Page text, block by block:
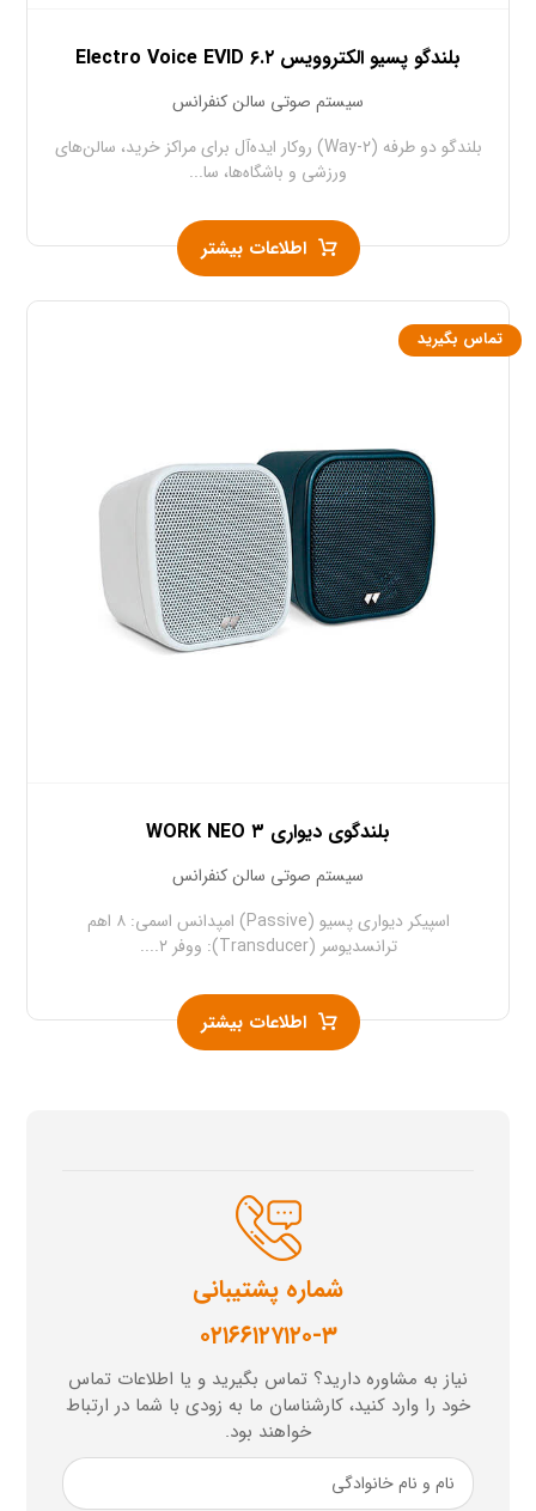
بلندگو پسیو الکتروویس Electro Voice EVID ۶.۲
سیستم صوتی سالن کنفرانس
بلندگو دو طرفه (۲-Way) روکار ایده‌آل برای مراکز خرید، سالن‌های
ورزشی و باشگاه‌ها، سا...
اطلاعات بیشتر
بلندگوی دیواری WORK NEO ۳
سیستم صوتی سالن کنفرانس
اسپیکر دیواری پسیو (Passive) امپدانس اسمی: ۸ اهم
ترانسدیوسر (Transducer): ووفر ۲....
تماس بگیرید
اطلاعات بیشتر
شماره پشتیبانی
۰۲۱۶۶۱۲۷۱۲۰-۳
نیاز به مشاوره دارید؟ تماس بگیرید و یا اطلاعات تماس
خود را وارد کنید، کارشناسان ما به زودی با شما در ارتباط
خواهند بود.
نام
و